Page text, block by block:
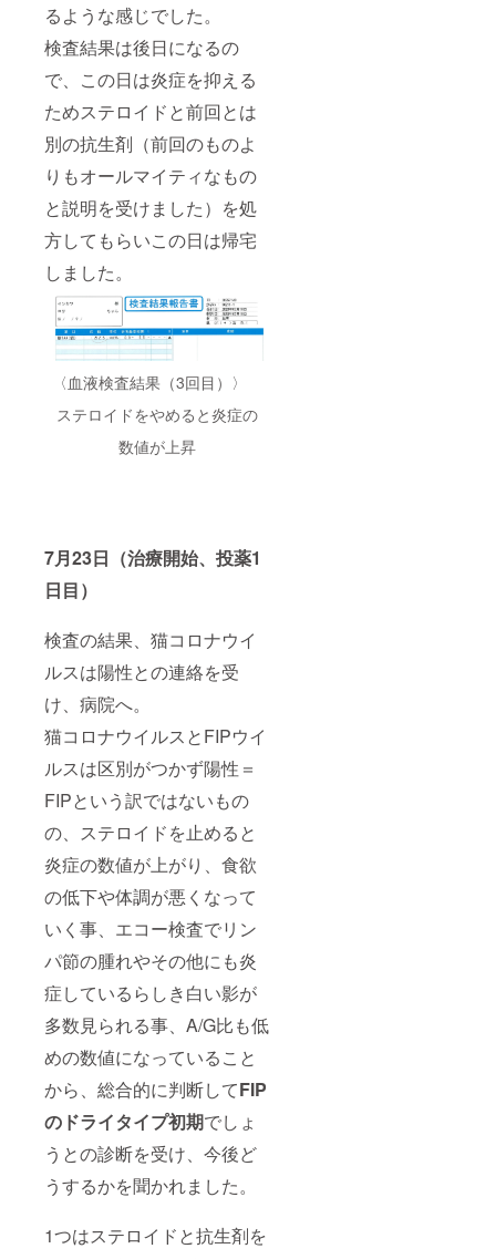
るような感じでした。
検査結果は後日になるの
で、この日は炎症を抑える
ためステロイドと前回とは
別の抗生剤（前回のものよ
りもオールマイティなもの
と説明を受けました）を処
方してもらいこの日は帰宅
しました。
〈血液検査結果（3回目）〉
ステロイドをやめると炎症の
数値が上昇
7月23日（治療開始、投薬1
日目）
検査の結果、猫コロナウイ
ルスは陽性との連絡を受
け、病院へ。
猫コロナウイルスとFIPウイ
ルスは区別がつかず陽性＝
FIPという訳ではないもの
の、ステロイドを止めると
炎症の数値が上がり、食欲
の低下や体調が悪くなって
いく事、エコー検査でリン
パ節の腫れやその他にも炎
症しているらしき白い影が
多数見られる事、A/G比も低
めの数値になっていること
から、総合的に判断してFIP
のドライタイプ初期でしょ
うとの診断を受け、今後ど
うするかを聞かれました。
1つはステロイドと抗生剤を